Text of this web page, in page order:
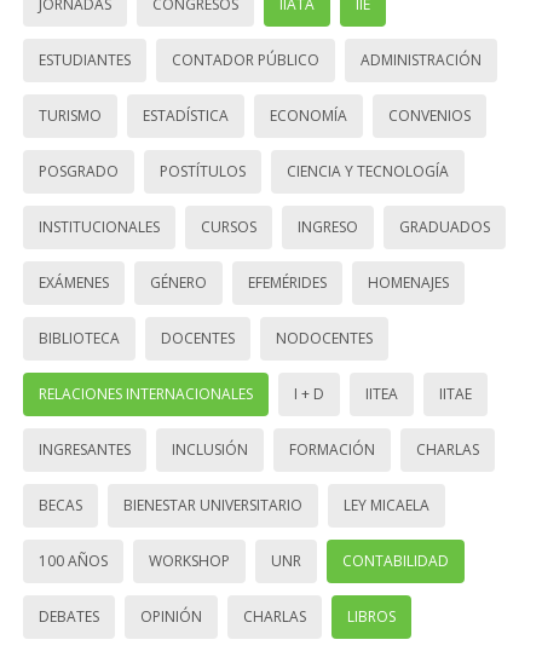
JORNADAS CONGRESOS IIATA IIE
ESTUDIANTES CONTADOR PÚBLICO ADMINISTRACIÓN
TURISMO ESTADÍSTICA ECONOMÍA CONVENIOS
POSGRADO POSTÍTULOS CIENCIA Y TECNOLOGÍA
INSTITUCIONALES CURSOS INGRESO GRADUADOS
EXÁMENES GÉNERO EFEMÉRIDES HOMENAJES
BIBLIOTECA DOCENTES NODOCENTES
RELACIONES INTERNACIONALES I + D IITEA IITAE
INGRESANTES INCLUSIÓN FORMACIÓN CHARLAS
BECAS BIENESTAR UNIVERSITARIO LEY MICAELA
100 AÑOS WORKSHOP UNR CONTABILIDAD
DEBATES OPINIÓN CHARLAS LIBROS